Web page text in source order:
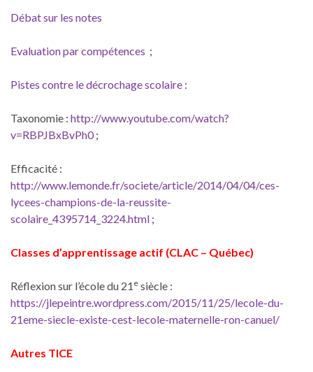
Débat sur les notes
Evaluation par compétences ;
Pistes contre le décrochage scolaire :
Taxonomie : http://www.youtube.com/watch?
v=RBPJBxBvPh0;
Efficacité :
http://www.lemonde.fr/societe/article/2014/04/04/ces-
lycees-champions-de-la-reussite-
scolaire_4395714_3224.html ;
Classes d’apprentissage actif (CLAC – Québec)
Réflexion sur l’école du 21 e siècle :
https://jlepeintre.wordpress.com/2015/11/25/lecole-du-
21eme-siecle-existe-cest-lecole-maternelle-ron-canuel/
Autres TICE